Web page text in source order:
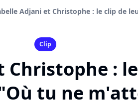
Adjani et Christophe : le clip de
Clip
Christophe :
tu ne